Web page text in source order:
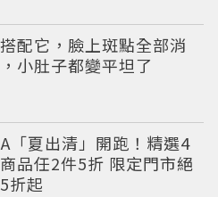
配它，臉上斑點全部消
小肚子都變平坦了
「夏出清」開跑！精選4
品任2件5折 限定門市絕
折起